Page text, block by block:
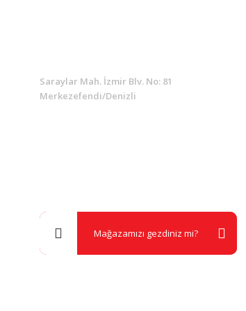
Saraylar Mah. İzmir Blv. No: 81
Merkezefendi/Denizli
Mağazamızı gezdiniz mi?